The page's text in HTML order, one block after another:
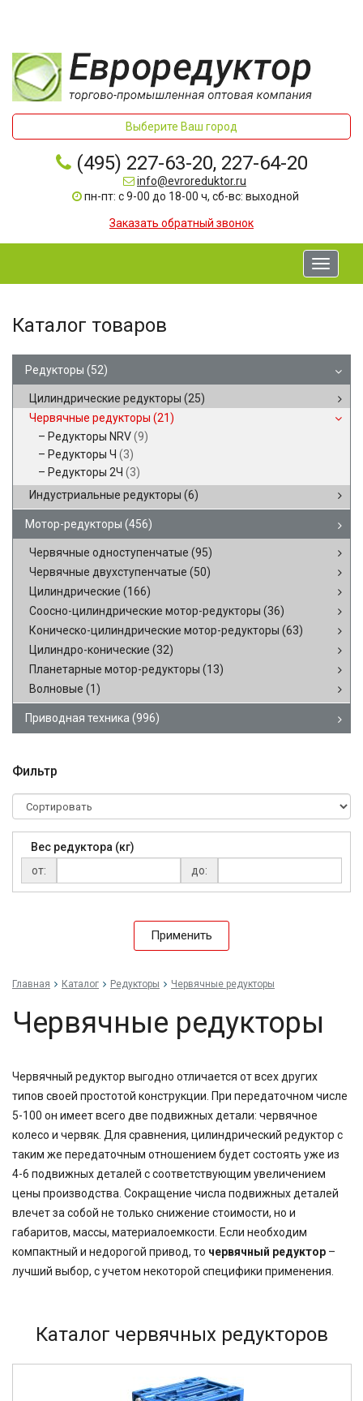
Выберите Ваш город
(495) 227-63-20, 227-64-20
info@evroreduktor.ru
пн-пт: с 9-00 до 18-00 ч, сб-вс: выходной
Заказать обратный звонок
Toggle
Каталог товаров
Редукторы (52)
Цилиндрические редукторы (25)
Червячные редукторы (21)
Редукторы NRV(9)
Редукторы Ч (3)
Редукторы 2Ч (3)
Индустриальные редукторы (6)
Мотор-редукторы (456)
Червячные одноступенчатые (95)
Червячные двухступенчатые (50)
Цилиндрические (166)
Соосно-цилиндрические мотор-редукторы (36)
Коническо-цилиндрические мотор-редукторы (63)
Цилиндро-конические (32)
Планетарные мотор-редукторы (13)
Волновые (1)
Приводная техника (996)
Фильтр
Вес редуктора (кг)
от:
до:
Применить
Главная Каталог Редукторы Червячные редукторы
Червячные редукторы
Червячный редуктор выгодно отличается от всех других
типов своей простотой конструкции. При передаточном числе
5-100 он имеет всего две подвижных детали: червячное
колесо и червяк. Для сравнения, цилиндрический редуктор с
таким же передаточным отношением будет состоять уже из
4-6 подвижных деталей с соответствующим увеличением
цены производства. Сокращение числа подвижных деталей
влечет за собой не только снижение стоимости, но и
габаритов, массы, материалоемкости. Если необходим
компактный и недорогой привод, то червячный редуктор –
лучший выбор, с учетом некоторой специфики применения.
Каталог червячных редукторов